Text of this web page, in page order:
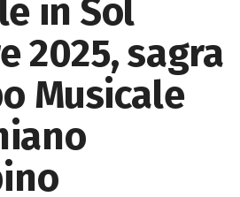
in Sol
2025, sagra
Musicale